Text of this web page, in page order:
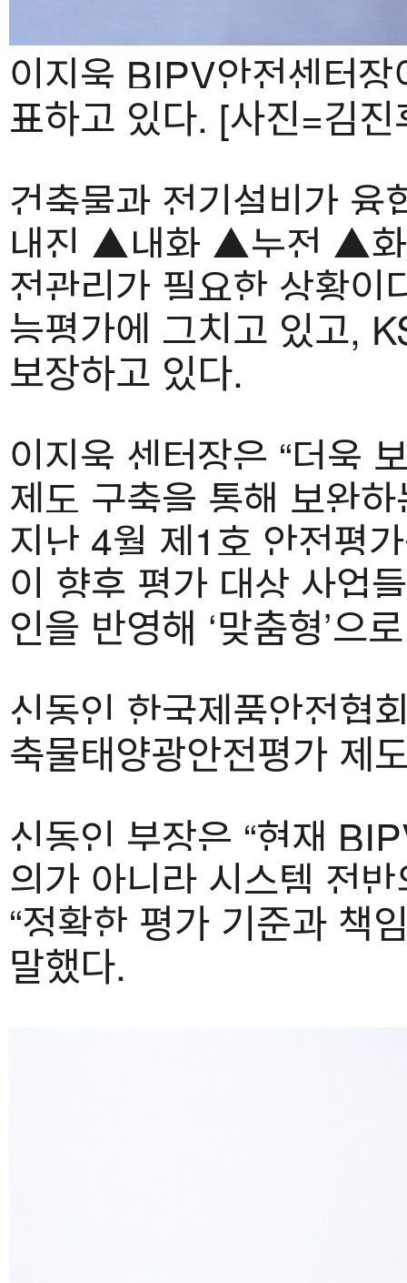
이지욱 BIPV안전센터
표하고 있다. [사진=김
건축물과 전기설비가
내진 ▲내화 ▲누전 ▲화
전관리가 필요한 상황
능평가에 그치고 있고,
보장하고 있다.
이지욱 센터장은 “더욱
제도 구축을 통해 보완
지난 4월 제1호 안전평
이 향후 평가 대상 사업
인을 반영해 ‘맞춤형’으
신동인 한국제품안전협
축물태양광안전평가 제
신동인 부장은 “현재
의가 아니라 시스템 전
“정확한 평가 기준과 책
말했다.